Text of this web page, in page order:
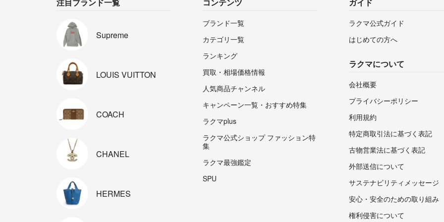
注目ブランド一覧
Supreme
LOUIS VUITTON
COACH
CHANEL
HERMES
コンテンツ
ブランド一覧
カテゴリ一覧
ランキング
買取・相場価格情報
人気商品チャンネル
キャンペーン一覧・おすすめ特集
ラクマplus
ラクマ公式ショップ ファッション特
集
ラクマ最強鑑定
SPU
ガイド
ラクマ公式ガイド
はじめての方へ
ラクマについて
会社概要
プライバシーポリシー
利用規約
特定商取引法に基づく表記
古物営業法に基づく表記
外部送信について
サステナビリティメッセージ
安心・安全のための取り組み
権利侵害について